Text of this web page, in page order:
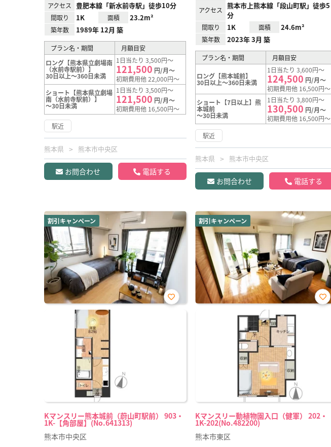
アクセス 豊肥本線「新水前寺駅」徒歩10分
間取り 1K 面積 23.2m²
築年数 1989年 12月 築
プラン名・期間
月額目安
ロング【熊本県立劇場南
（水前寺駅前）】
30日以上～360日未満
1日当たり 3,500円～
121,500 円/月～
初期費用他 22,000円～
ショート【熊本県立劇場
南（水前寺駅前）】
～30日未満
1日当たり 3,500円～
121,500 円/月～
初期費用他 16,500円～
駅近
熊本県 熊本市中央区
お問合わせ 電話する
アクセス
熊本市上熊本線「段山町駅」徒歩5
分
間取り 1K 面積 24.6m²
築年数 2023年 3月 築
プラン名・期間 月額目安
ロング【熊本城前】
30日以上～360日未満
1日当たり 3,600円～
124,500 円/月～
初期費用他 16,500円～
ショート【7日以上】熊
本城前
～30日未満
1日当たり 3,800円～
130,500 円/月～
初期費用他 16,500円～
駅近
熊本県 熊本市中央区
お問合わせ 電話する
割引キャンペーン
Kマンスリー熊本城前（蔚山町駅前） 903・
1K-【角部屋】(No.641313)
お気
熊本市中央区
割引キャンペーン
Kマンスリー動植物園入口（健軍） 202・
1K-202(No.482200)
お気
熊本市東区